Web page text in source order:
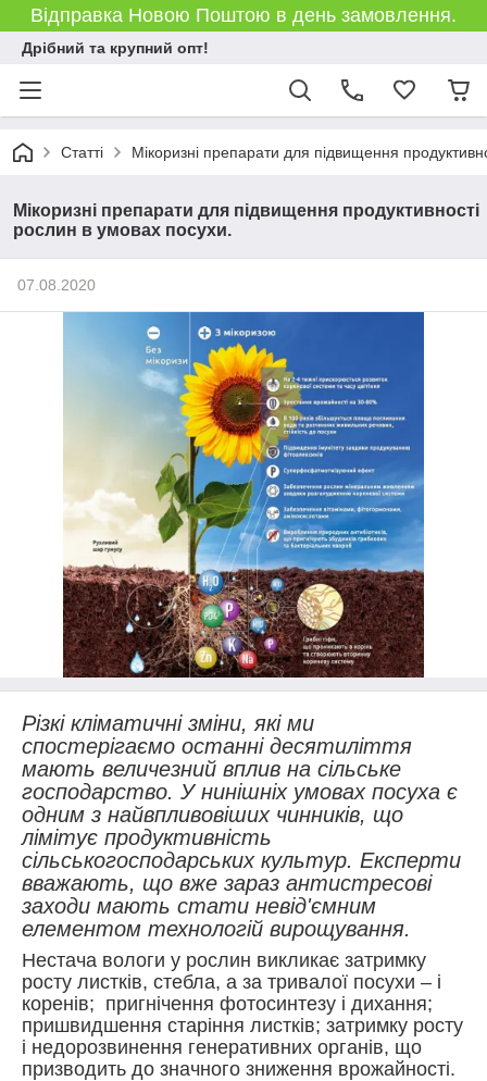
Відправка Новою Поштою в день замовлення.
Дрібний та крупний опт!
Статті Мікоризні препарати для підвищення
Мікоризні препарати для підвищення продуктивності
рослин в умовах посухи.
07.08.2020
Різкі кліматичні зміни, які ми
спостерігаємо останні десятиліття
мають величезний вплив на сільське
господарство. У нинішніх умовах посуха є
одним з найвпливовіших чинників, що
лімітує продуктивність
сільськогосподарських культур. Експерти
вважають, що вже зараз антистресові
заходи мають стати невід'ємним
елементом технологій вирощування.
Нестача вологи у рослин викликає затримку
росту листків, стебла, а за тривалої посухи – і
коренів; пригнічення фотосинтезу і дихання;
пришвидшення старіння листків; затримку росту
і недорозвинення генеративних органів, що
призводить до значного зниження врожайності.